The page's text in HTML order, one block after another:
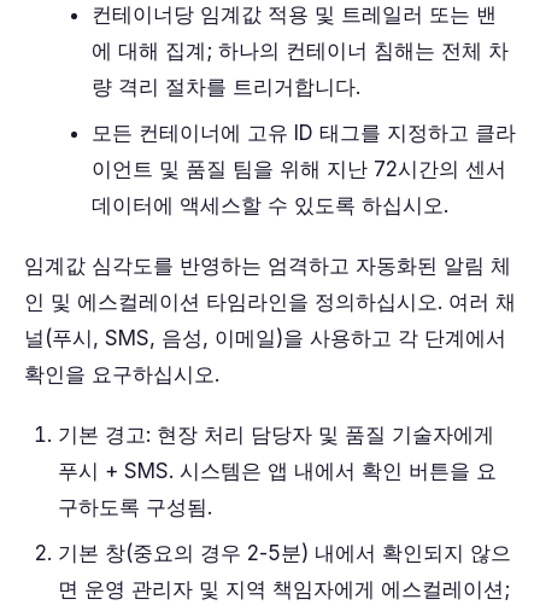
컨테이너당 임계값 적용 및 트레일러 또는 밴
에 대해 집계; 하나의 컨테이너 침해는 전체 차
량 격리 절차를 트리거합니다.
모든 컨테이너에 고유 ID 태그를 지정하고 클라
이언트 및 품질 팀을 위해 지난 72시간의 센서
데이터에 액세스할 수 있도록 하십시오.
임계값 심각도를 반영하는 엄격하고 자동화된 알림 체
인 및 에스컬레이션 타임라인을 정의하십시오. 여러 채
널(푸시, SMS, 음성, 이메일)을 사용하고 각 단계에서
확인을 요구하십시오.
기본 경고: 현장 처리 담당자 및 품질 기술자에게
푸시 + SMS. 시스템은 앱 내에서 확인 버튼을 요
구하도록 구성됨.
기본 창(중요의 경우 2-5분) 내에서 확인되지 않으
면 운영 관리자 및 지역 책임자에게 에스컬레이션;